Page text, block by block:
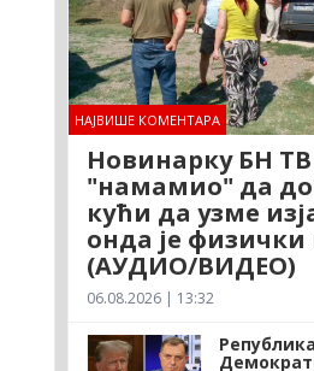
НАЈВИШЕ КОМЕНТАРА
Новинарку БН ТВ
"намамио" да
кући да узме
онда је физички
(АУДИО/ВИДЕО)
06.08.2026 | 13:32